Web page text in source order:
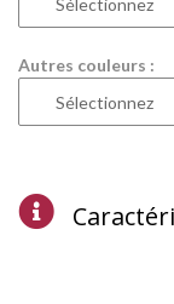
Autres couleurs :